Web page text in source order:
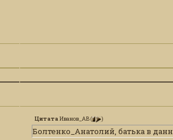
ЦитатаИванов_АВ( )
Болтенко_Анатолий, батька в